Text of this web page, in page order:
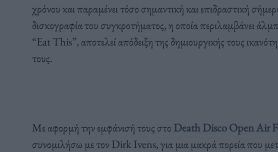
χρόνου και παραμένει τόσο σημαντική και επιδραστική
δισκογραφία του συγκροτήματος, η οποία περιλαμβάνει
“Eat This”, αποτελεί απόδειξη της δημιουργικής τους
τους.
Με αφορμή την εμφάνισή τους στο Death Disco Open Air
συνομιλήσω με τον Dirk Ivens, για μια μακρά πορεία που